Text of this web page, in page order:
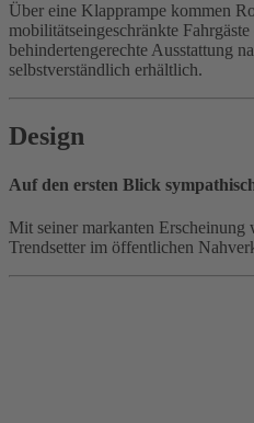
Über eine Klapprampe kommen
mobilitätseingeschränkte
behindertengerechte Ausstattung
selbstverständlich erhältlich.
Design
Auf den ersten Blick
Mit seiner markanten
Trendsetter im öffentlichen